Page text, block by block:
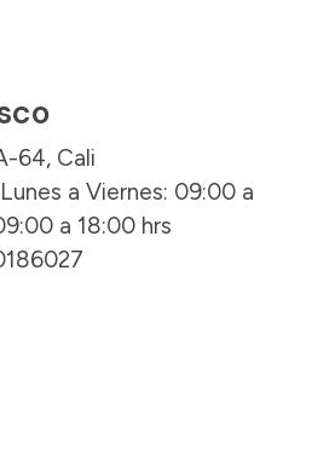
64, Cali
a Viernes: 09:00 a
a 18:00 hrs